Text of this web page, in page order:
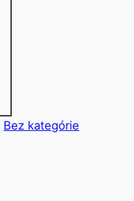
Bez kategórie